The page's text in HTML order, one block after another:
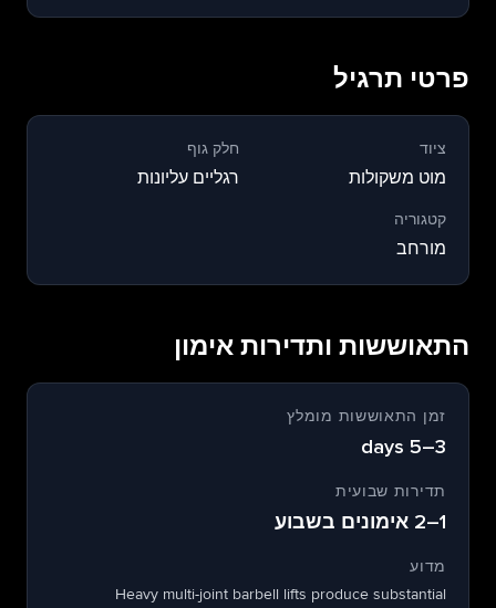
פרטי תרגיל
ציוד
מוט משקולות
חלק גוף
רגליים עליונות
קטגוריה
מורחב
התאוששות ותדירות אימון
זמן התאוששות מומלץ
3–5 days
תדירות שבועית
1–2 אימונים בשבוע
מדוע
Heavy multi-joint barbell lifts produce substantial